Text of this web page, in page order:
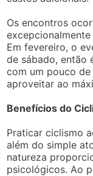
Os encontros
Em fevereiro, o
de sábado, então
com um pouco
aproveitar ao
Benefícios do
Praticar ciclismo
além do simple
natureza
psicológicos. Ao